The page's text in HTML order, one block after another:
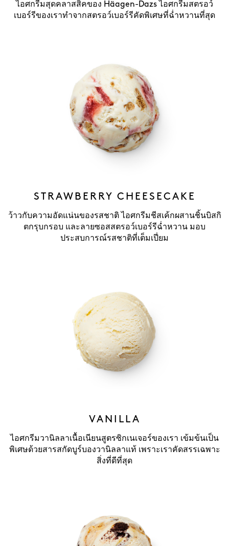
ไอศกรีมสุดคลาสสิคของ Häagen-Dazs ไอศกรีมสตรอว์
เบอร์รีของเราทำจากสตรอว์เบอร์รีคัดพิเศษที่ฉ่ำหวานที่สุด
STRAWBERRY CHEESECAKE
ว้าวกับความอัดแน่นของรสชาติ ไอศกรีมชีสเค้กผสานชิ้นบิสกิ
ตกรุบกรอบ และลายซอสสตรอว์เบอร์รีฉ่ำหวาน มอบ
ประสบการณ์รสชาติที่เต็มเปี่ยม
VANILLA
ไอศกรีมวานิลลาเนื้อเนียนสูตรซิกเนเจอร์ของเรา เข้มข้นเป็น
พิเศษด้วยสารสกัดบูร์บองวานิลลาแท้ เพราะเราคัดสรรเฉพาะ
สิ่งที่ดีที่สุด